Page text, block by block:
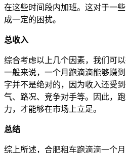
在这些时间段内加班。这对于一
成一定的困扰。
总收入
综合考虑以上几个因素，我们可
一般来说，一个月跑滴滴能够赚
字并不是绝对的，因为收入还受
气、路况、竞争对手等。因此，
力，才能够在市场上立足。
总结
综上所述，合肥租车跑滴滴一个